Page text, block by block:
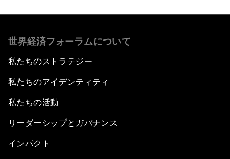
世界経済フォーラムについて
私たちのストラテジー
私たちのアイデンティティ
私たちの活動
リーダーシップとガバナンス
インパクト